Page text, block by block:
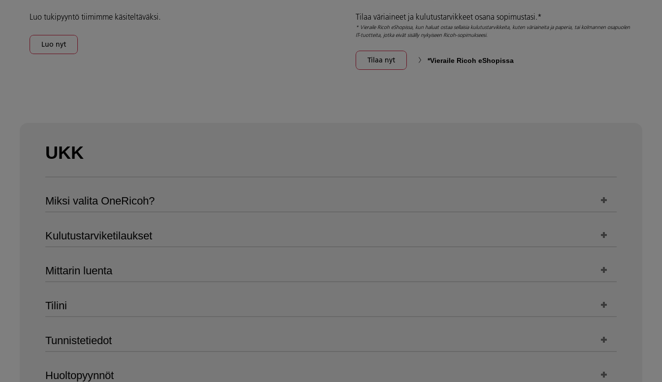
Luo tukipyyntö tiimimme käsiteltäväksi.
Luo nyt
Tilaa väriaineet ja kulutustarvikkeet osana sopimustasi.*
* Vieraile Ricoh eShopissa, kun haluat ostaa sellaisia kulutustarvikkeita, kuten väriaineita ja paperia, tai kolmannen osapuolen
IT-tuotteita, jotka eivät sisälly nykyiseen Ricoh-sopimukseesi.
Tilaa nyt *Vieraile Ricoh eShopissa
UKK
Miksi valita OneRicoh?
Kulutustarviketilaukset
Mittarin luenta
Tilini
Tunnistetiedot
Huoltopyynnöt